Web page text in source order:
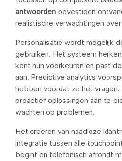
antwoorden bevestigen
realistische verwachtingen
Personalisatie wordt mogelijk
gebruiken. Het systeem
kent hun voorkeuren en past
aan. Predictive analytics
hebben voordat ze het
proactief oplossingen aan te
wachten op problemen.
Het creëren van naadloze
integratie tussen alle
begint en telefonisch afrondt